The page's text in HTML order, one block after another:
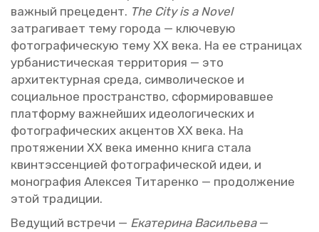
важ­ный пре­це­дент. The City is a Novel
за­тра­ги­ва­ет тему го­ро­да — клю­че­вую
фо­то­гра­фи­че­скую тему ХХ века. На ее стра­ни­цах
ур­ба­ни­сти­че­ская тер­ри­то­рия — это
ар­хи­тек­тур­ная среда, сим­во­ли­че­ское и
со­ци­аль­ное про­стран­ство, сфор­ми­ро­вав­шее
плат­фор­му важ­ней­ших идео­ло­ги­че­ских и
фо­то­гра­фи­че­ских ак­цен­тов ХХ века. На
про­тя­же­нии ХХ века имен­но книга стала
квинт­эс­сен­ци­ей фо­то­гра­фи­че­ской идеи, и
мо­но­гра­фия Алек­сея Ти­та­рен­ко — про­дол­же­ние
этой тра­ди­ции.
Ве­ду­щий встре­чи — Ека­те­ри­на Ва­си­лье­ва—